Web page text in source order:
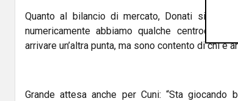
Quanto al bilancio di mercato, Donati si dice
numericamente abbiamo qualche
arrivare un’altra punta, ma sono contento di chi è
Grande attesa anche per Cuni: “Sta